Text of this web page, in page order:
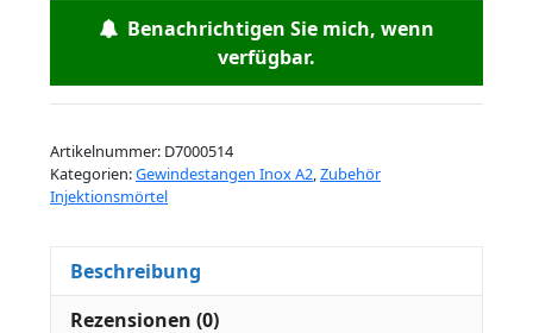
Benachrichtigen Sie mich, wenn
verfügbar.
Artikelnummer: D7000514
Kategorien:Gewindestangen Inox A2,Zubehör
Injektionsmörtel
Beschreibung
Rezensionen (0)